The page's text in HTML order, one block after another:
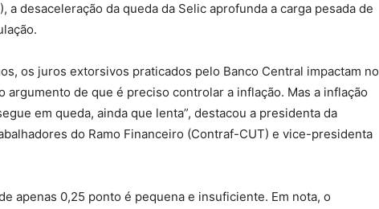
a desaceleração da queda da Selic aprofunda a carga pesada de
os juros extorsivos praticados pelo Banco Central impactam no
argumento de que é preciso controlar a inflação. Mas a inflação
em queda, ainda que lenta”, destacou a presidenta da
do Ramo Financeiro (Contraf-CUT) e vice-presidenta
apenas 0,25 ponto é pequena e insuficiente. Em nota, o